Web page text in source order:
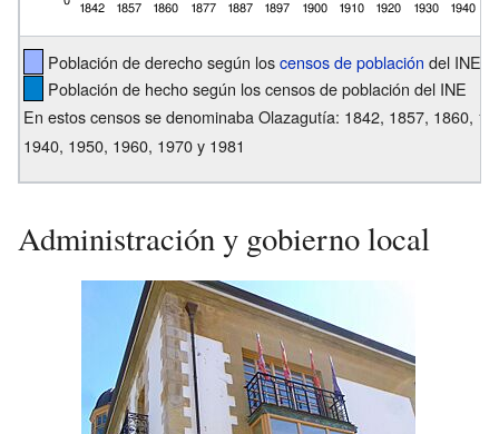
Población de derecho según loscensos de población del INE
Población de hecho según los censos de población del INE
En estos censos se denominaba Olazagutía: 1842, 1857, 1860,
1940, 1950, 1960, 1970 y 1981
Administración y gobierno local